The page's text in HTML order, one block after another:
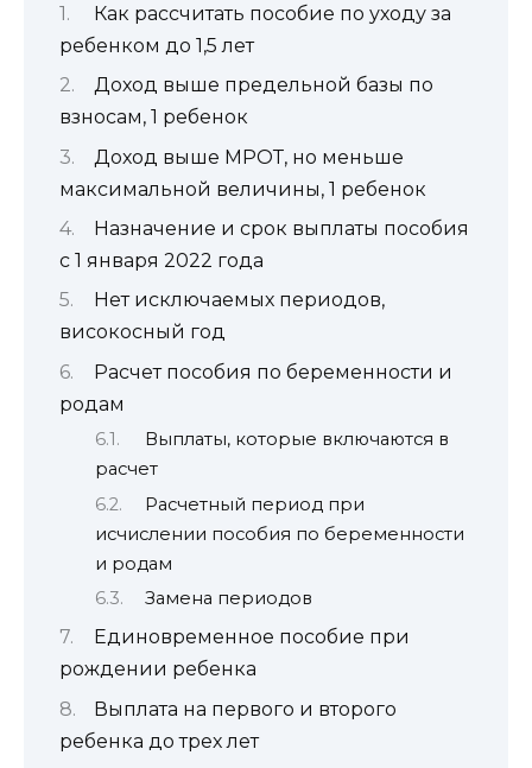
Как рассчитать пособие по уходу за
ребенком до 1,5 лет
Доход выше предельной базы по
взносам, 1 ребенок
Доход выше МРОТ, но меньше
максимальной величины, 1 ребенок
Назначение и срок выплаты пособия
с 1 января 2022 года
Нет исключаемых периодов,
високосный год
Расчет пособия по беременности и
родам
Выплаты, которые включаются в
расчет
Расчетный период при
исчислении пособия по беременности
и родам
Замена периодов
Единовременное пособие при
рождении ребенка
Выплата на первого и второго
ребенка до трех лет